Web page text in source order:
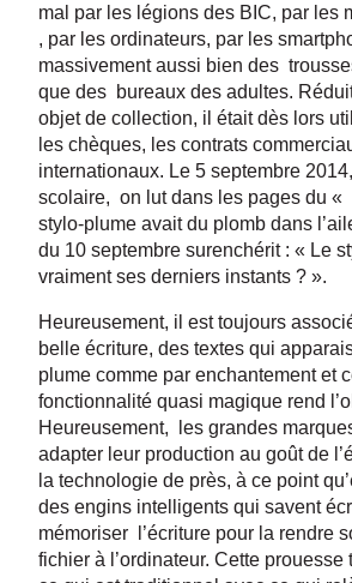
mal par les légions des BIC, par les
, par les ordinateurs, par les
massivement aussi bien des
que des bureaux des adultes.
objet de collection, il était dès lors
les chèques, les contrats
internationaux. Le 5 septembre
scolaire, on lut dans les pages du «
stylo-plume avait du plomb dans
du 10 septembre surenchérit : « Le
vraiment ses derniers instants ? ».
Heureusement, il est toujours
belle écriture, des textes qui
plume comme par enchantement et
fonctionnalité quasi magique rend
Heureusement, les grandes
adapter leur production au goût de
la technologie de près, à ce point
des engins intelligents qui savent
mémoriser l’écriture pour la rendre
fichier à l’ordinateur. Cette